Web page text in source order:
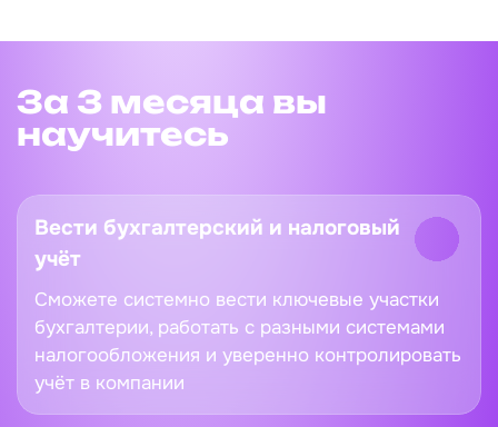
За 3 месяца вы
научитесь
Вести бухгалтерский и налоговый
учёт
Сможете системно вести ключевые участки
бухгалтерии, работать с разными системами
налогообложения и уверенно контролировать